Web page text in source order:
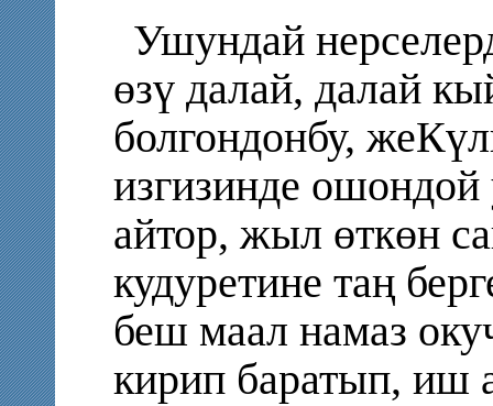
Ушундай
өзү далай, далай
болгондонбу,
изгизинде
айтор, жыл өткөн
кудуретине таң
беш маал намаз
кирип баратып, иш